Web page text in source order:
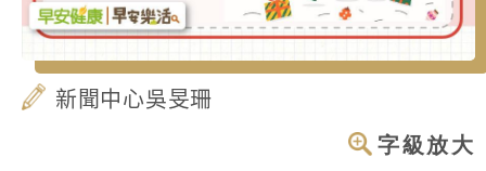
新聞中心吳旻珊
字級放大